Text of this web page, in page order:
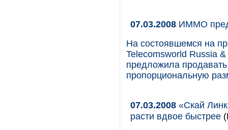
07.03.2008 ИММО
На состоявшемся на
Telecomsworld Russia
предложила
пропорциональную
07.03.2008 «Скай
расти вдвое быстрее